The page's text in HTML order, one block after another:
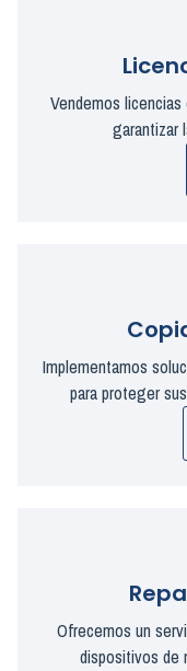
Vendemos
garantizar
Implementamos
para proteger
Ofrecemos un
dispositivos de